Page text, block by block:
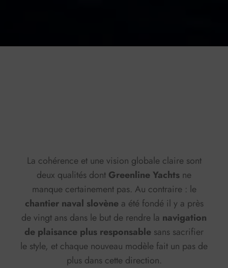
La cohérence et une vision globale claire sont
deux qualités dont Greenline Yachts ne
manque certainement pas. Au contraire : le
chantier naval slovène a été fondé il y a près
de vingt ans dans le but de rendre la navigation
de plaisance plus responsable sans sacrifier
le style, et chaque nouveau modèle fait un pas de
plus dans cette direction.